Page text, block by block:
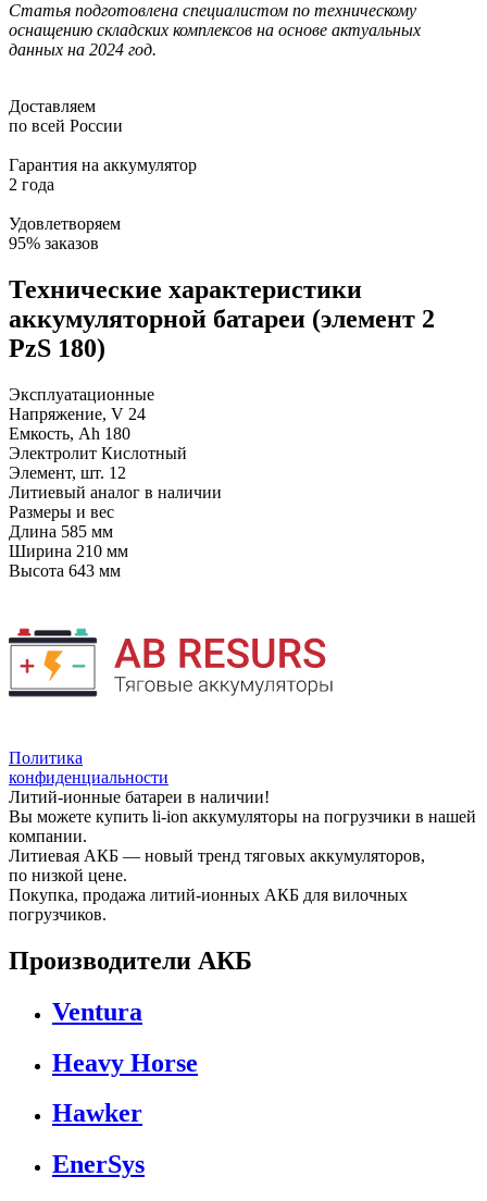
Статья подготовлена специалистом по техническому
оснащению складских комплексов на основе актуальных
данных на 2024 год.
Доставляем
по всей России
Гарантия на аккумулятор
2 года
Удовлетворяем
95% заказов
Технические характеристики
аккумуляторной батареи (элемент 2
PzS 180)
Эксплуатационные
Напряжение, V 24
Емкость, Ah 180
Электролит Кислотный
Элемент, шт. 12
Литиевый аналог в наличии
Размеры и вес
Длина 585 мм
Ширина 210 мм
Высота 643 мм
Политика
конфиденциальности
Литий-ионные батареи в наличии!
Вы можете купить li-ion аккумуляторы на погрузчики в нашей
компании.
Литиевая АКБ — новый тренд тяговых аккумуляторов,
по низкой цене.
Покупка, продажа литий-ионных АКБ для вилочных
погрузчиков.
Производители АКБ
Ventura
Heavy Horse
Hawker
EnerSys